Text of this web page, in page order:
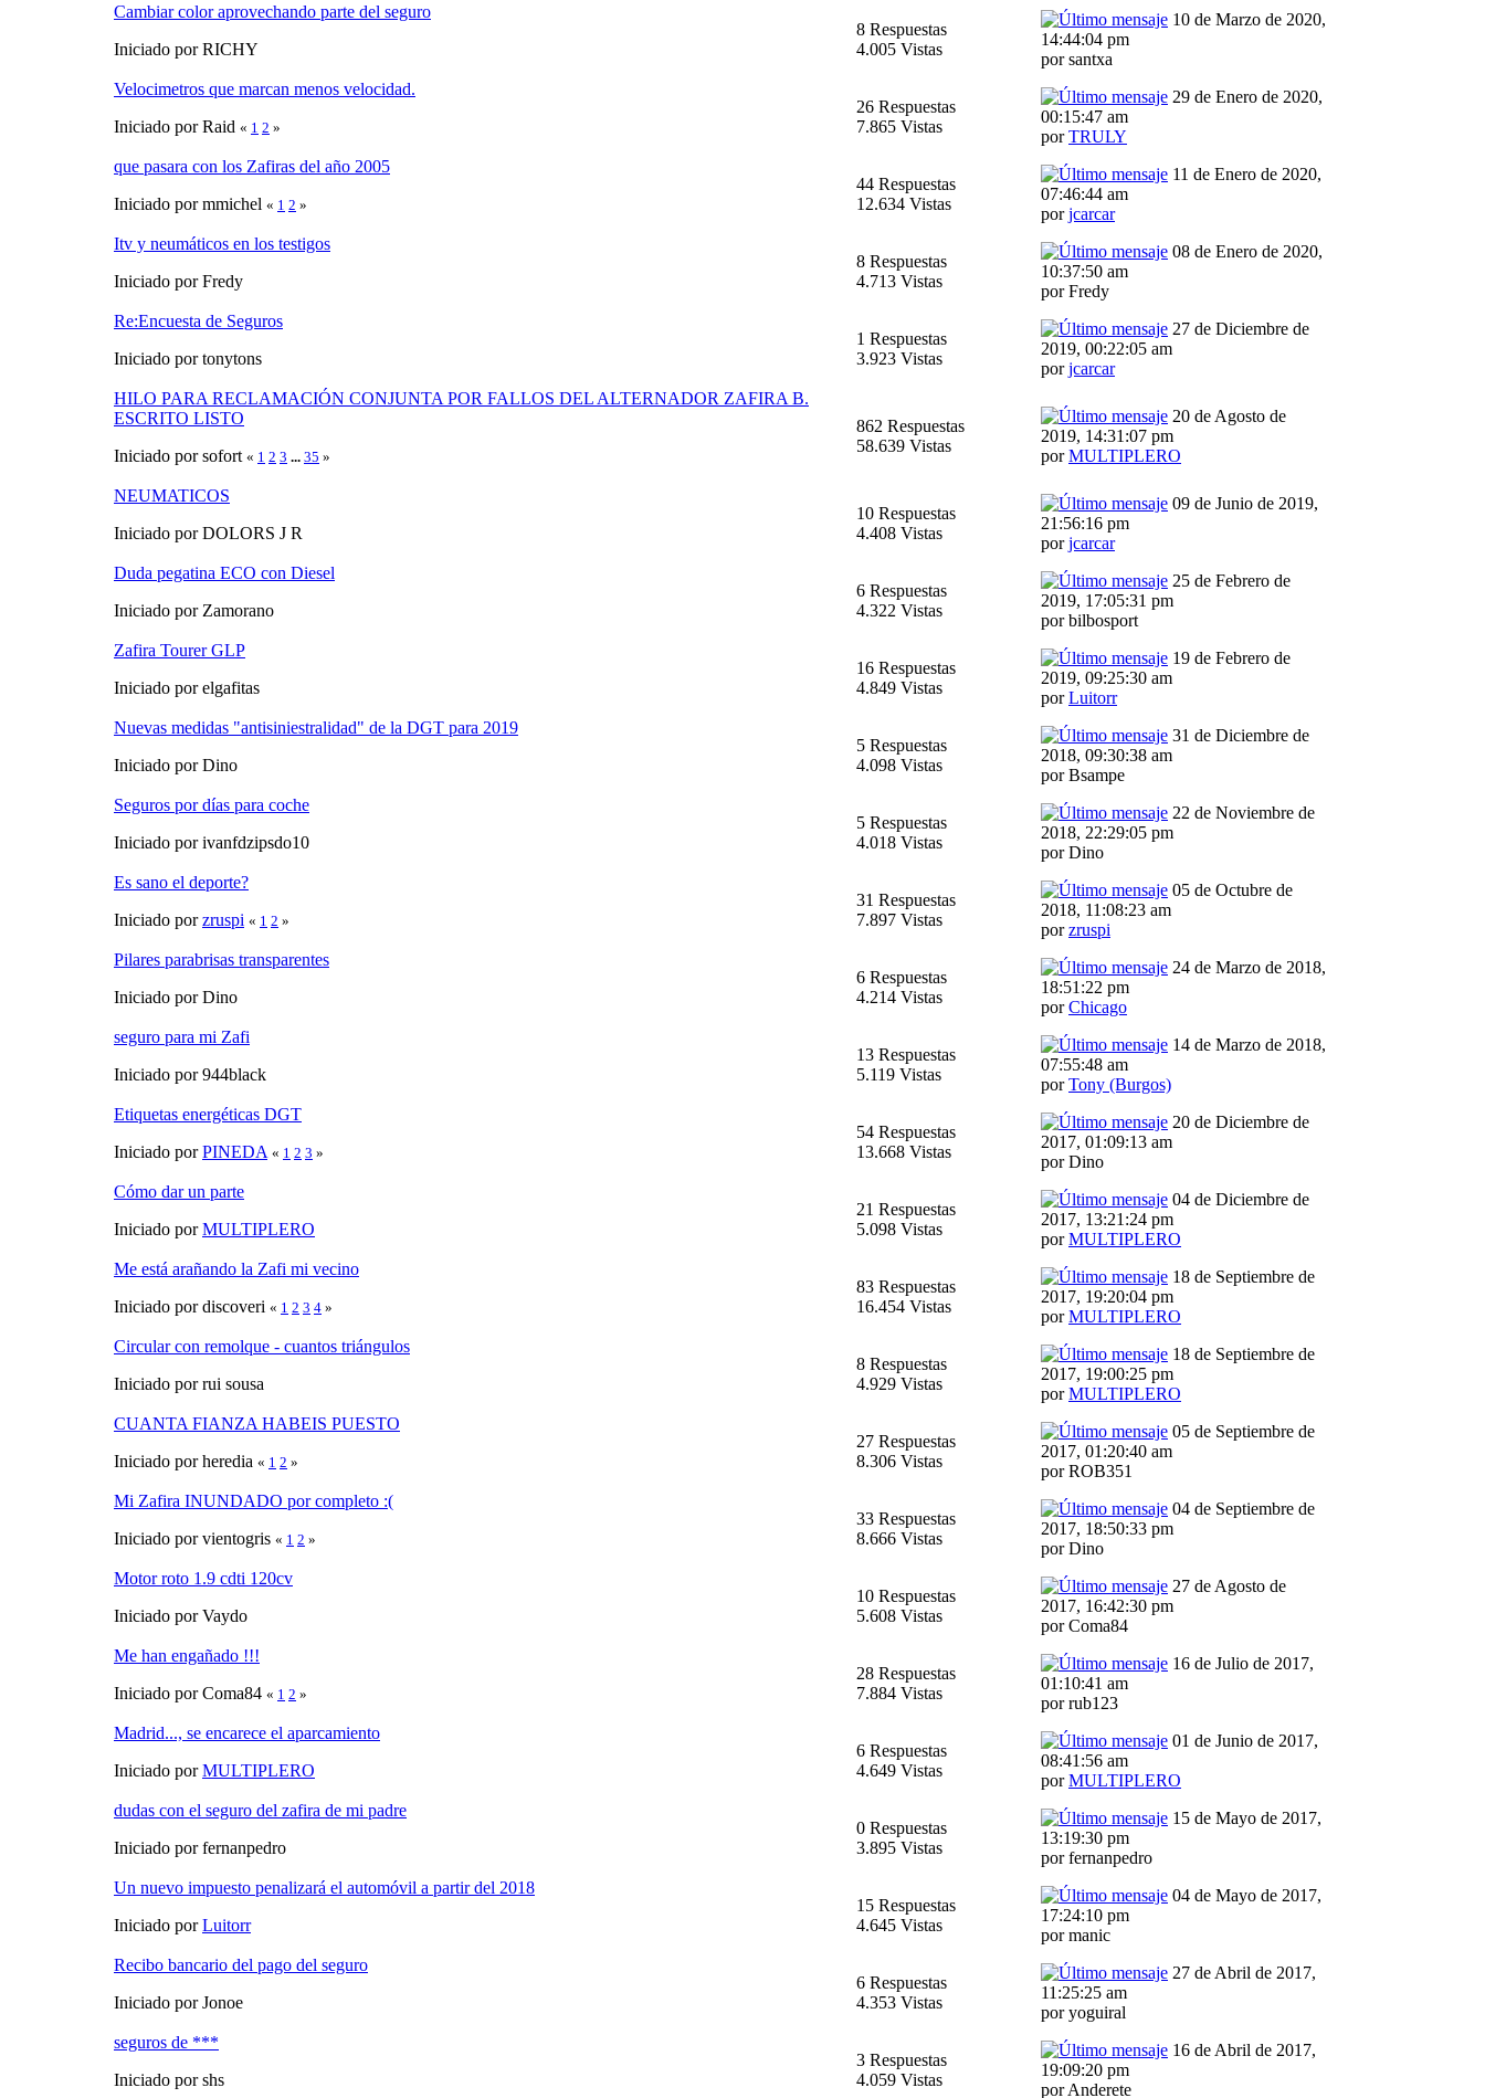
Cambiar color aprovechando parte del seguro
Iniciado por RICHY
8 Respuestas
4.005 Vistas
10 de Marzo de 2020,
14:44:04 pm
por santxa
Velocimetros que marcan menos velocidad.
Iniciado por Raid « 1 2 »
26 Respuestas
7.865 Vistas
29 de Enero de 2020,
00:15:47 am
porTRULY
que pasara con los Zafiras del año 2005
Iniciado por mmichel « 1 2 »
44 Respuestas
12.634 Vistas
11 de Enero de 2020,
07:46:44 am
porjcarcar
Itv y neumáticos en los testigos
Iniciado por Fredy
8 Respuestas
4.713 Vistas
08 de Enero de 2020,
10:37:50 am
por Fredy
Re:Encuesta de Seguros
Iniciado por tonytons
1 Respuestas
3.923 Vistas
27 de Diciembre de
2019, 00:22:05 am
porjcarcar
HILO PARA RECLAMACIÓN CONJUNTA POR FALLOS DEL ALTERNADOR ZAFIRA B.
ESCRITO LISTO
Iniciado por sofort « 1 2 3 ... 35 »
862 Respuestas
58.639 Vistas
20 de Agosto de
2019, 14:31:07 pm
porMULTIPLERO
NEUMATICOS
Iniciado por DOLORS J R
10 Respuestas
4.408 Vistas
09 de Junio de 2019,
21:56:16 pm
porjcarcar
Duda pegatina ECO con Diesel
Iniciado por Zamorano
6 Respuestas
4.322 Vistas
25 de Febrero de
2019, 17:05:31 pm
por bilbosport
Zafira Tourer GLP
Iniciado por elgafitas
16 Respuestas
4.849 Vistas
19 de Febrero de
2019, 09:25:30 am
porLuitorr
Nuevas medidas "antisiniestralidad" de la DGT para 2019
Iniciado por Dino
5 Respuestas
4.098 Vistas
31 de Diciembre de
2018, 09:30:38 am
por Bsampe
Seguros por días para coche
Iniciado por ivanfdzipsdo10
5 Respuestas
4.018 Vistas
22 de Noviembre de
2018, 22:29:05 pm
por Dino
Es sano el deporte?
Iniciado porzruspi « 1 2 »
31 Respuestas
7.897 Vistas
05 de Octubre de
2018, 11:08:23 am
porzruspi
Pilares parabrisas transparentes
Iniciado por Dino
6 Respuestas
4.214 Vistas
24 de Marzo de 2018,
18:51:22 pm
porChicago
seguro para mi Zafi
Iniciado por 944black
13 Respuestas
5.119 Vistas
14 de Marzo de 2018,
07:55:48 am
porTony (Burgos)
Etiquetas energéticas DGT
Iniciado porPINEDA « 1 2 3 »
54 Respuestas
13.668 Vistas
20 de Diciembre de
2017, 01:09:13 am
por Dino
Cómo dar un parte
Iniciado porMULTIPLERO
21 Respuestas
5.098 Vistas
04 de Diciembre de
2017, 13:21:24 pm
porMULTIPLERO
Me está arañando la Zafi mi vecino
Iniciado por discoveri « 1 2 3 4 »
83 Respuestas
16.454 Vistas
18 de Septiembre de
2017, 19:20:04 pm
porMULTIPLERO
Circular con remolque - cuantos triángulos
Iniciado por rui sousa
8 Respuestas
4.929 Vistas
18 de Septiembre de
2017, 19:00:25 pm
porMULTIPLERO
CUANTA FIANZA HABEIS PUESTO
Iniciado por heredia « 1 2 »
27 Respuestas
8.306 Vistas
05 de Septiembre de
2017, 01:20:40 am
por ROB351
Mi Zafira INUNDADO por completo :(
Iniciado por vientogris « 1 2 »
33 Respuestas
8.666 Vistas
04 de Septiembre de
2017, 18:50:33 pm
por Dino
Motor roto 1.9 cdti 120cv
Iniciado por Vaydo
10 Respuestas
5.608 Vistas
27 de Agosto de
2017, 16:42:30 pm
por Coma84
Me han engañado !!!
Iniciado por Coma84 « 1 2 »
28 Respuestas
7.884 Vistas
16 de Julio de 2017,
01:10:41 am
por rub123
Madrid..., se encarece el aparcamiento
Iniciado porMULTIPLERO
6 Respuestas
4.649 Vistas
01 de Junio de 2017,
08:41:56 am
porMULTIPLERO
dudas con el seguro del zafira de mi padre
Iniciado por fernanpedro
0 Respuestas
3.895 Vistas
15 de Mayo de 2017,
13:19:30 pm
por fernanpedro
Un nuevo impuesto penalizará el automóvil a partir del 2018
Iniciado porLuitorr
15 Respuestas
4.645 Vistas
04 de Mayo de 2017,
17:24:10 pm
por manic
Recibo bancario del pago del seguro
Iniciado por Jonoe
6 Respuestas
4.353 Vistas
27 de Abril de 2017,
11:25:25 am
por yoguiral
seguros de ***
Iniciado por shs
3 Respuestas
4.059 Vistas
16 de Abril de 2017,
19:09:20 pm
por Anderete